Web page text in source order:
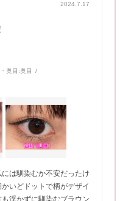
2024.7.17
奥目:奥目
は馴染むか不安だったけ
いどドットで柄がデザイ
浮かずに馴染むブラウン